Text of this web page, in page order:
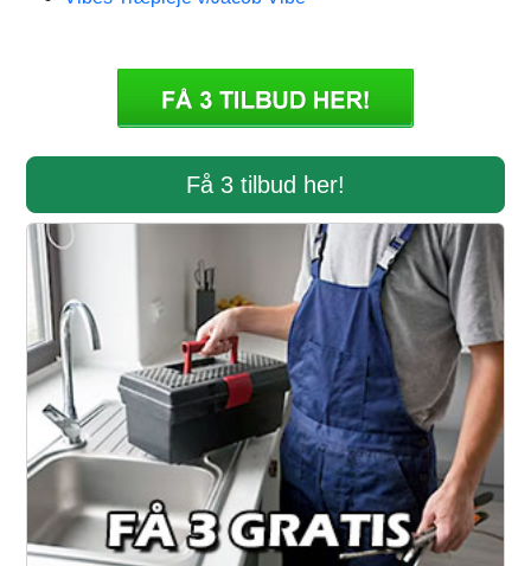
Få 3 tilbud her!